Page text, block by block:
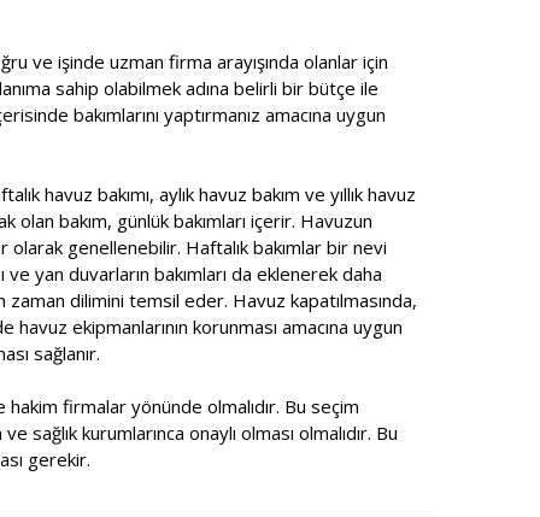
ve işinde uzman firma arayışında olanlar için
sahip olabilmek adına belirli bir bütçe ile
bakımlarını yaptırmanız amacına uygun
havuz bakımı, aylık havuz bakım ve yıllık havuz
olan bakım, günlük bakımları içerir. Havuzun
olarak genellenebilir. Haftalık bakımlar bir nevi
yan duvarların bakımları da eklenerek daha
zaman dilimini temsil eder. Havuz kapatılmasında,
ekipmanlarının korunması amacına uygun
sağlanır.
hakim firmalar yönünde olmalıdır. Bu seçim
kurumlarınca onaylı olması olmalıdır. Bu
gerekir.